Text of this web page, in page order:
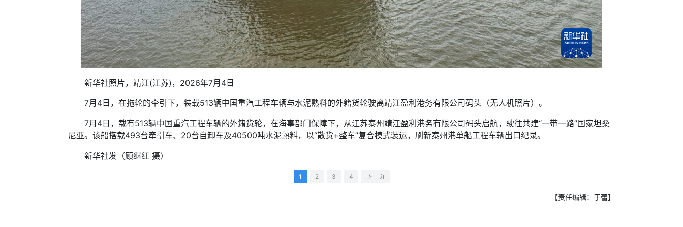
新华社照片，靖江(江苏)，2026年7月4日
7月4日，在拖轮的牵引下，装载513辆中国重汽工程车辆与水泥熟料的外籍货轮驶离靖江盈利港务有限公司码头（无人机照片）。
7月4日，载有513辆中国重汽工程车辆的外籍货轮，在海事部门保障下，从江苏泰州靖江盈利港务有限公司码头启航，驶往共建“一带一路”国家坦桑
尼亚。该船搭载493台牵引车、20台自卸车及40500吨水泥熟料，以“散货+整车”复合模式装运，刷新泰州港单船工程车辆出口纪录。
新华社发（顾继红 摄）
1 2 3 4 下一页
【责任编辑：于蕾】